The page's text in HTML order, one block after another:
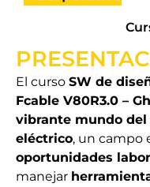
El curso SW de
Fcable V80R3.0 –
vibrante mundo del
eléctrico, un campo
oportunidades
manejar